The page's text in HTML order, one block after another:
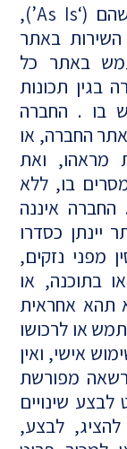
תכני האתר ניתנים לשימוש כמות שהם (‘As Is’),
באתר
באתר כל
בגין תכונות
בו . החברה
החברה, או
מראהו, ואת
בו, ללא
איננה
יינתן כסדרו
מפני נזקים,
בתוכנה, או
תהא אחראית
או לרכושו
אישי, ואין
מפורשת
שינויים
לבצע,